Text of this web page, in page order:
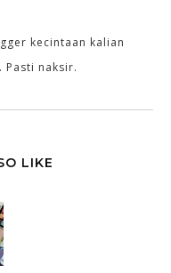
kecintaan kalian
Pasti naksir.
LIKE